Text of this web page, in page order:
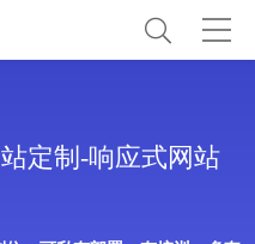
定制-响应式网站